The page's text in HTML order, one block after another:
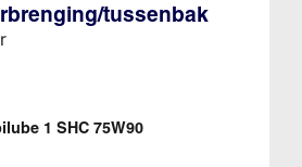
tussenbak
1 SHC 75W90